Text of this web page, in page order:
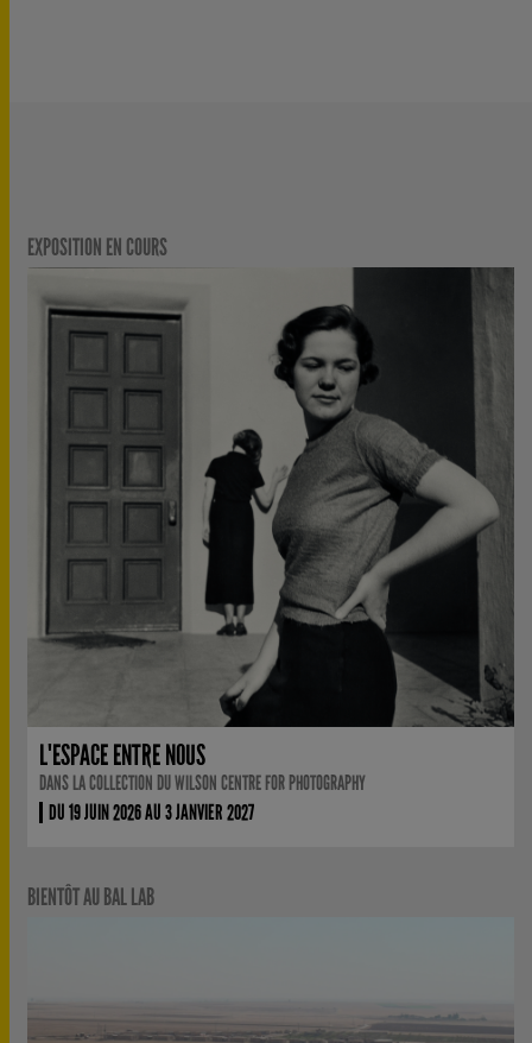
EXPOSITION EN COURS
L'ESPACE ENTRE NOUS
DANS LA COLLECTION DU WILSON CENTRE FOR PHOTOGRAPHY
DU 19 JUIN 2026 AU 3 JANVIER 2027
BIENTÔT AU BAL LAB